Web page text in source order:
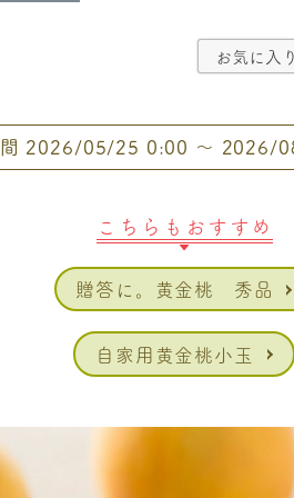
お気に入
2026/05/25 0:00 〜 2026/
こちらもおすすめ
贈答に。黄金桃 秀品
自家用黄金桃小玉